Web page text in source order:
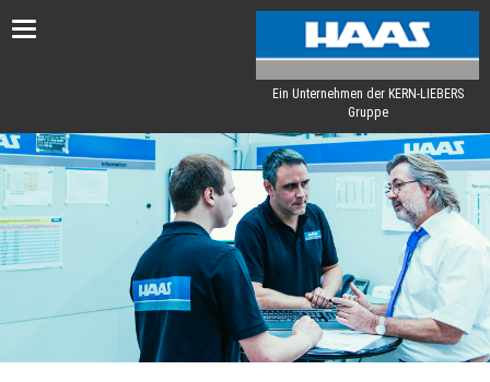
Toggle
Ein Unternehmen der KERN-LIEBERS
Gruppe